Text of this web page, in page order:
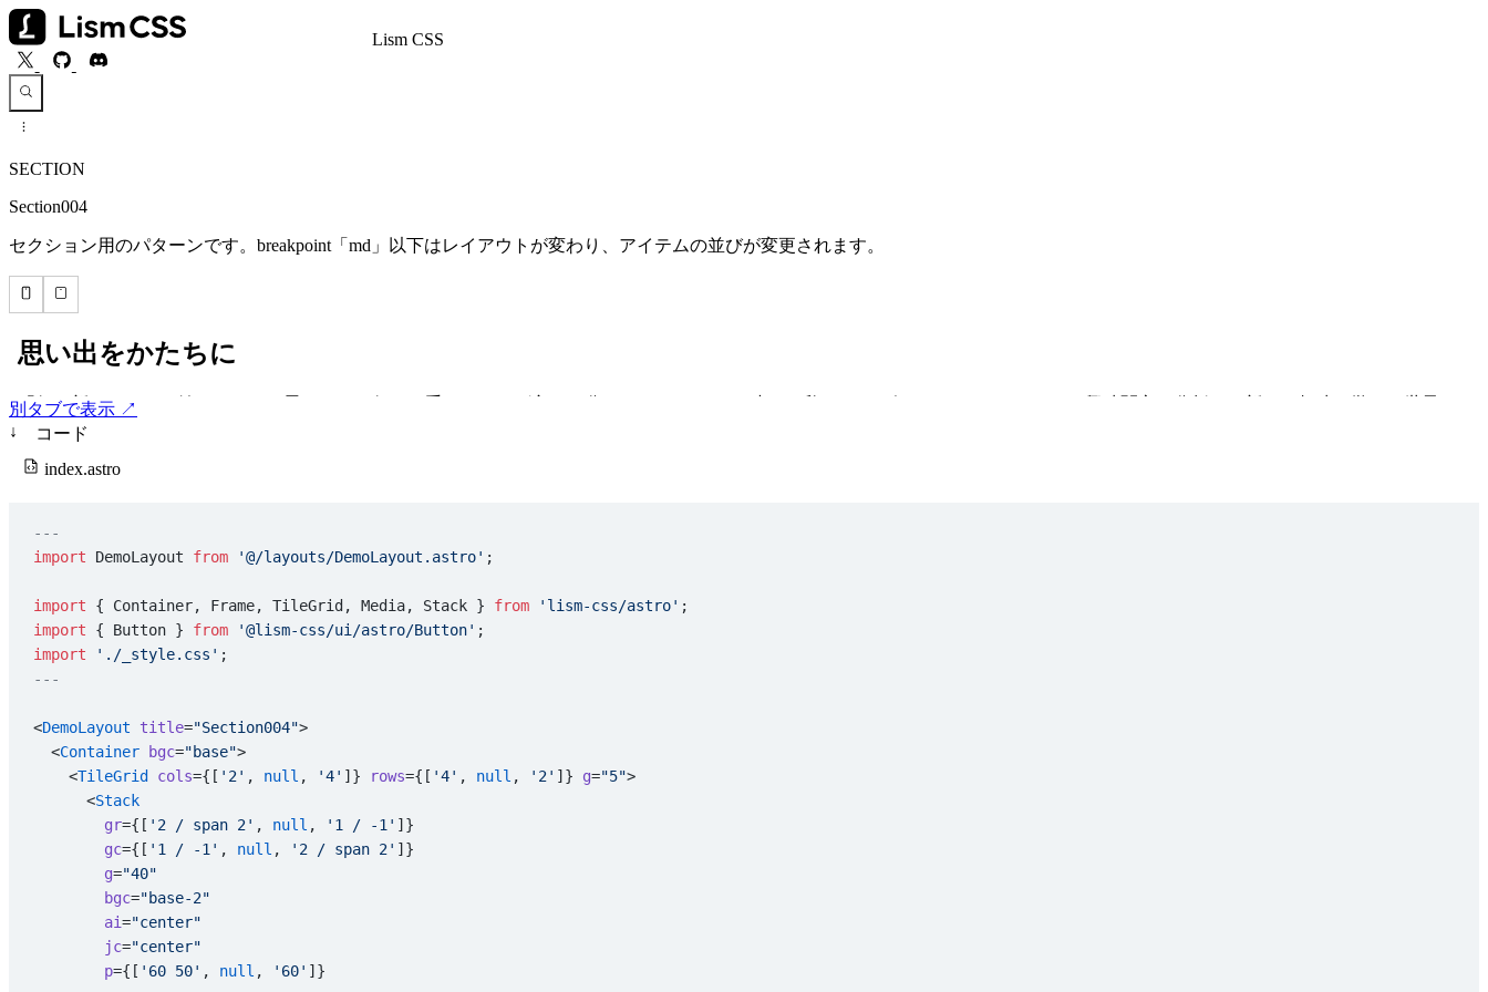
Lism CSS
SECTION
Section004
セクション用のパターンです。breakpoint「md」以下はレイアウトが変わり、アイテムの並びが変更されます。
別タブで表示 ↗
↓
コード
index.astro
---
import DemoLayout from '@/layouts/DemoLayout.astro' ;
import { Container, Frame, TileGrid, Media, Stack } from 'lism-css/astro' ;
import { Button } from '@lism-css/ui/astro/Button' ;
import './_style.css' ;
---
<DemoLayout title="Section004">
  <
Container bgc="base">
    <
TileGrid cols={[ '2' , null , '4' ]} rows={[ '4' , null , '2' ]} g="5">
      <
Stack
        gr
={[ '2 / span 2' , null , '1 / -1' ]}
        gc
={[ '1 / -1' , null , '2 / span 2' ]}
        g
="40"
        bgc
="base-2"
        ai
="center"
        jc
="center"
        p
={[ '60 50' , null , '60' ]}